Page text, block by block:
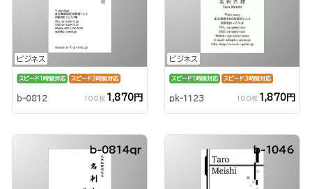
ビジネス
スピード1時間対応 スピード3時間対応
b-0812 100枚 1,870円
ビジネス
スピード1時間対応 スピード3時間対応
pk-1123 100枚 1,870円
b-0814qr b-1046